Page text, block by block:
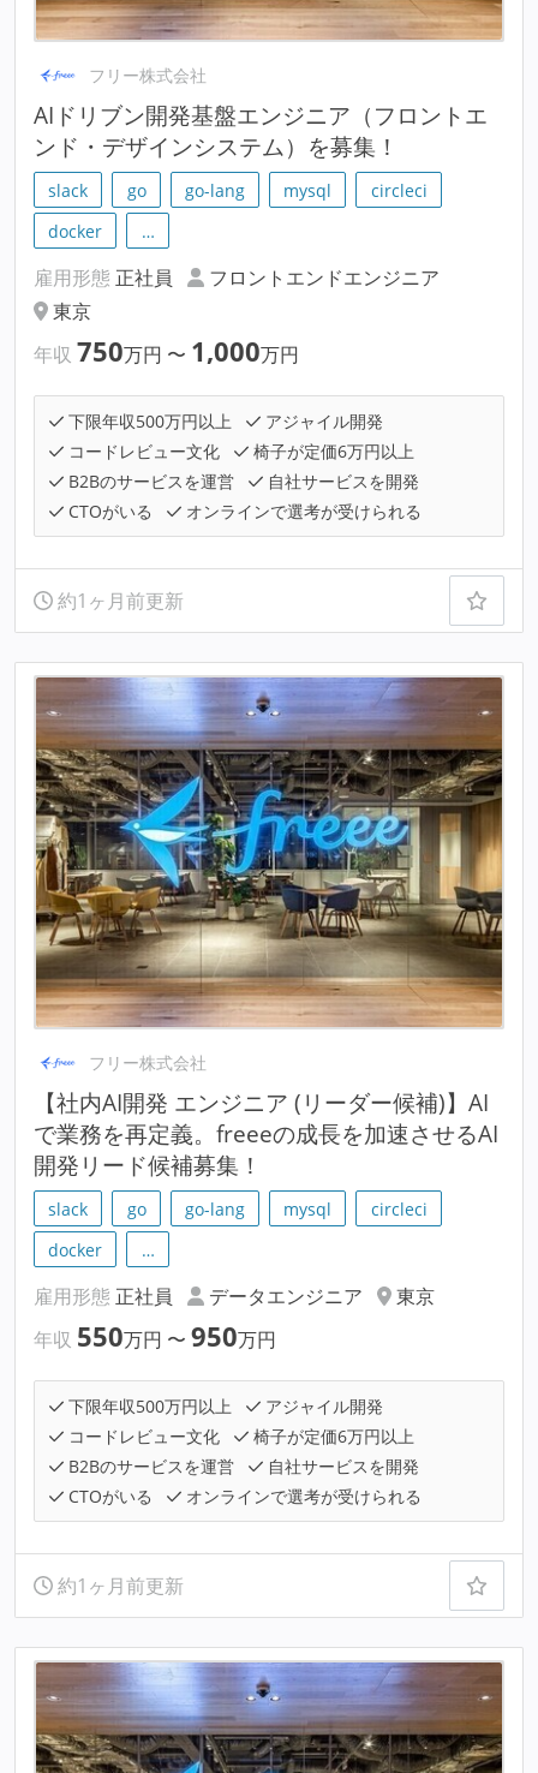
フリー株式会社
AIドリブン開発基盤エンジニア（フロントエ
ンド・デザインシステム）を募集！
slack go go-lang mysql
circleci
docker
…
雇用形態 正社員
フロントエンドエンジニア
東京
年収 750万円 〜 1,000万円
下限年収500万円以上
アジャイル開発
コードレビュー文化
椅子が定価6万円以上
B2Bのサービスを運営
自社サービスを開発
CTOがいる
オンラインで選考が受けられる
約1ヶ月前更新
フリー株式会社
【社内AI開発 エンジニア (リーダー候補)】AI
で業務を再定義。freeeの成長を加速させるAI
開発リード候補募集！
slack go go-lang mysql
circleci
docker
…
雇用形態 正社員 データエンジニア
東京
年収 550万円 〜 950万円
下限年収500万円以上
アジャイル開発
コードレビュー文化
椅子が定価6万円以上
B2Bのサービスを運営
自社サービスを開発
CTOがいる
オンラインで選考が受けられる
約1ヶ月前更新